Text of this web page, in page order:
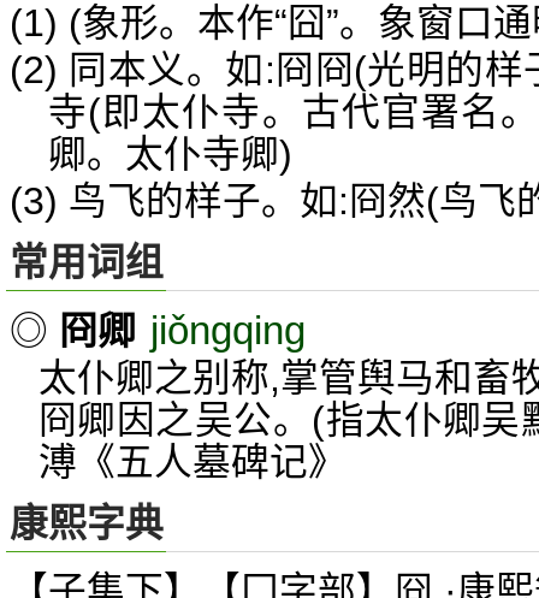
(1) (象形。本作“囧”。象窗口
(2) 同本义。如:冏冏(光明的
寺(即太仆寺。古代官署名
卿。太仆寺卿)
(3) 鸟飞的样子。如:冏然(鸟飞
常用词组
◎ 冏卿 jiǒngqing
太仆卿之别称,掌管舆马和畜
冏卿因之吴公。(指太仆卿
溥《五人墓碑记》
康熙字典